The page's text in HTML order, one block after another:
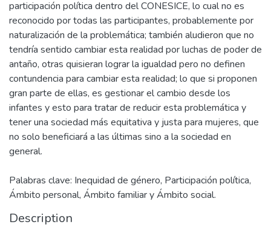
participación política dentro del CONESICE, lo cual no es
reconocido por todas las participantes, probablemente por
naturalización de la problemática; también aludieron que no
tendría sentido cambiar esta realidad por luchas de poder de
antaño, otras quisieran lograr la igualdad pero no definen
contundencia para cambiar esta realidad; lo que si proponen
gran parte de ellas, es gestionar el cambio desde los
infantes y esto para tratar de reducir esta problemática y
tener una sociedad más equitativa y justa para mujeres, que
no solo beneficiará a las últimas sino a la sociedad en
general.
Palabras clave: Inequidad de género, Participación política,
Ámbito personal, Ámbito familiar y Ámbito social.
Description